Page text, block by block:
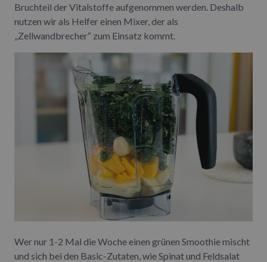
Bruchteil der Vitalstoffe aufgenommen werden. Deshalb
nutzen wir als Helfer einen Mixer, der als
„Zellwandbrecher“ zum Einsatz kommt.
Wer nur 1-2 Mal die Woche einen grünen Smoothie mischt
und sich bei den Basic-Zutaten, wie Spinat und Feldsalat